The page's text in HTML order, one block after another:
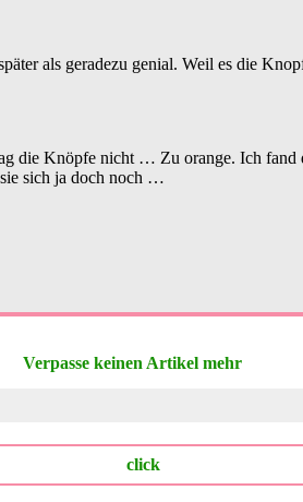
als geradezu genial. Weil es die
die Knöpfe nicht … Zu orange. Ich
sich ja doch noch …
Verpasse keinen Artikel mehr